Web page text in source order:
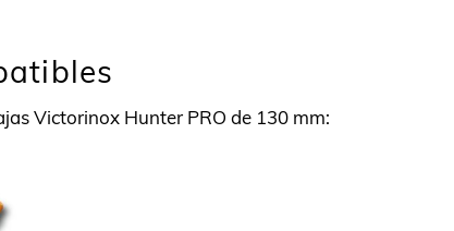
Victorinox Hunter PRO de 130 mm: